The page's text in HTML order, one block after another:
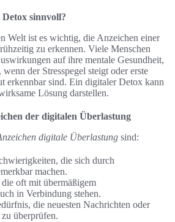
sinnvoll?
Welt ist es wichtig, die Anzeichen einer
zu erkennen. Viele Menschen
auf ihre mentale Gesundheit,
der Stresspegel steigt oder erste
erkennbar sind. Ein digitaler Detox kann
Lösung darstellen.
der digitalen Überlastung
digitale Überlastung sind:
die sich durch
machen.
oft mit übermäßigem
in Verbindung stehen.
die neuesten Nachrichten oder
überprüfen.